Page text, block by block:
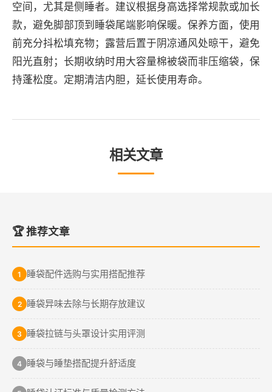
空间，尤其是侧睡者。建议根据身高选择常规款或加长
款，避免脚部顶到睡袋尾端影响保暖。保养方面，使用
前充分抖松填充物；露营后置于阴凉通风处晾干，避免
阳光直射；长期收纳时用大容量棉被袋而非压缩袋，保
持蓬松度。定期清洁内胆，延长使用寿命。
相关文章
🏆 推荐文章
1 睡袋配件选购与实用搭配推荐
2 睡袋异味去除与长期存放建议
3 睡袋拉链与头罩设计实用评测
4 睡袋与睡垫搭配提升舒适度